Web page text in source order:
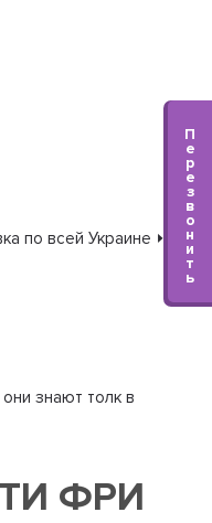
по всей Украине ⏩
знают толк в
ФРИ
П
е
р
е
з
в
о
н
и
т
ь